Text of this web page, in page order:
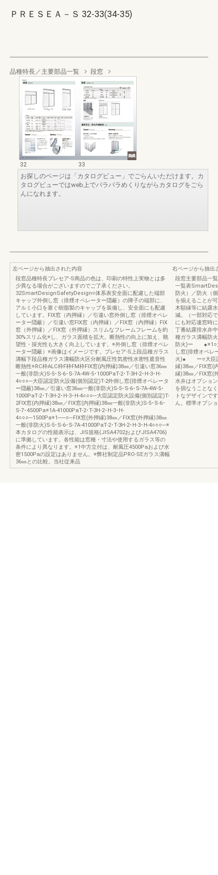
ＰＲＥＳＥＡ－Ｓ 32-33(34-35)
品種特長／主要部品一覧 段窓
32
33
お探しのページは「カタログビュー」でごらんいただけます。カ
タログビューではweb上でパラパラめくりながらカタログをごら
んになれます。
左ページから抽出された内容
段窓品種特長プレセア-S商品の色は、印刷の特性上実物とは多
少異なる場合がございますのでご了承ください。
32SmartDesignSafetyDesign○体系表安全面に配慮した端部
キャップ外倒し窓（排煙オペレーター隠蔽）の障子の端部に、
アルミ小口を塞ぐ樹脂製のキャップを装備し、安全面にも配慮
しています。FIX窓（内押縁）／引違い窓外倒し窓（排煙オペレ
ーター隠蔽）／引違い窓FIX窓（内押縁）／FIX窓（内押縁）FIX
窓（外押縁）／FIX窓（外押縁）スリムなフレームフレームを約
30%スリム化※し、ガラス面積を拡大。断熱性の向上に加え、眺
望性・採光性も大きく向上しています。※外倒し窓（排煙オペレ
ーター隠蔽）※画像はイメージです。プレセア-S上段品種ガラス
溝幅下段品種ガラス溝幅防火区分耐風圧性気密性水密性遮音性
断熱性※RC枠ALC枠F枠FM枠FIX窓(内押縁)38㎜／引違い窓36㎜
一般(非防火)S-5･S-6･S-7A-4W-5･1000PaT-2･T-3H-2･H-3･H-
4○○○─大臣認定防火設備(個別認定)T-2外倒し窓(排煙オペレータ
ー隠蔽)38㎜／引違い窓36㎜一般(非防火)S-5･S-6･S-7A-4W-5･
1000PaT-2･T-3H-2･H-3･H-4○○○─大臣認定防火設備(個別認定)T-
2FIX窓(内押縁)38㎜／FIX窓(内押縁)38㎜一般(非防火)S-5･S-6･
S-7･4500Pa※1A-41000PaT-2･T-3H-2･H-3･H-
4○○○─1500Pa※1──○─FIX窓(外押縁)38㎜／FIX窓(外押縁)38㎜
一般(非防火)S-5･S-6･S-7A-41000PaT-2･T-3H-2･H-3･H-4○○○─※
本カタログの性能表示は、JIS規格(JISA4702およびJISA4706)
に準拠しています。各性能は窓種・寸法や使用するガラス等の
条件により異なります。※1中方立付は、耐風圧4500Paおよび水
密1500Paの設定はありません。※弊社制定品PRO-SEガラス溝幅
36㎜との比較。当社従来品
右ページから抽出
段窓主要部品一
一覧表
防火）／防火（
を揃えることが
木額縁等に結露
減。（一部対応
にも対応連窓時
丁番結露排水弁
種ガラス溝幅防
防火)ー ●※1○
し窓(排煙オペレ
火)● ー○大臣
縁)38㎜／FIX窓
縁)38㎜／FIX窓
水弁はオプショ
を損なうことな
トなデザインで
ん。標準オプシ